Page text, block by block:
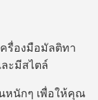
รื่องมือมัลติทา
ะมีสไตล์
หนักๆ เพื่อให้คุณ